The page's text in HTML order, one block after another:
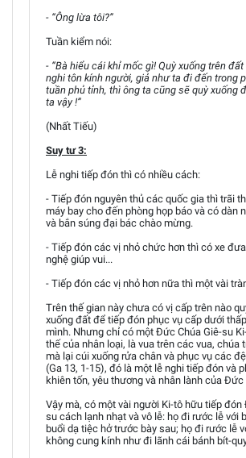
- “Ông lừa tôi?”
Tuần kiểm nói:
- “Bà hiểu cái khỉ mốc gì! Quỳ xuống trên
nghi tôn kính người, giả như ta đi đến trong
tuần phủ tỉnh, thì ông ta cũng sẽ quỳ xuống
ta vậy !”
(Nhất Tiếu)
Suy tư 3:
Lễ nghi tiếp đón thì có nhiều cách:
- Tiếp đón nguyên thủ các quốc gia thì trãi
máy bay cho đến phòng họp báo và có dàn
và bắn súng đại bác chào mừng.
- Tiếp đón các vị nhỏ chức hơn thì có xe
nghệ giúp vui...
- Tiếp đón các vị nhỏ hơn nữa thì một vài
Trên thế gian này chưa có vị cấp trên nào
xuống đất để tiếp đón phục vụ cấp dưới
mình. Nhưng chỉ có một Đức Chúa Giê-su
thế của nhân loại, là vua trên các vua, chúa
mà lại cúi xuống rửa chân và phục vụ các
(Ga 13, 1-15), đó là một lễ nghi tiếp đón và
khiên tốn, yêu thương và nhân lành của Đức
Vậy mà, có một vài người Ki-tô hữu tiếp đón
su cách lạnh nhạt và vô lễ: họ đi rước lễ với
buổi dạ tiệc hở trước bày sau; họ đi rước lễ
không cung kính như đi lãnh cái bánh bít-